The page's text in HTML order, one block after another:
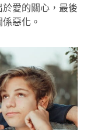
愛的關心，最後
惡化。